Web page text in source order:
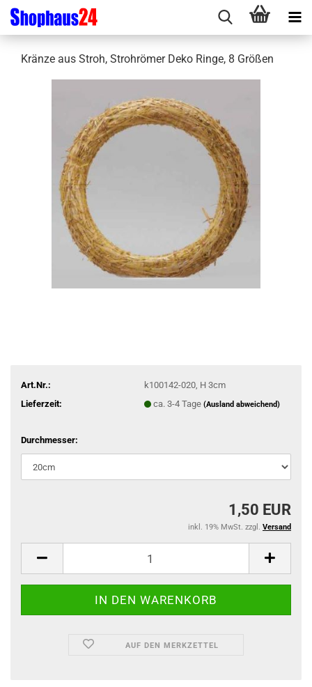
Kränze aus Stroh, Strohrömer Deko Ringe, 8 Größen
Art.Nr.:
k100142-020, H 3cm
Lieferzeit:
ca. 3-4 Tage (Ausland abweichend)
Durchmesser:
1,50 EUR
inkl. 19% MwSt. zzgl. Versand
AUF DEN MERKZETTEL